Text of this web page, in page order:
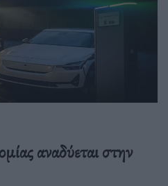
αναδύεται στην